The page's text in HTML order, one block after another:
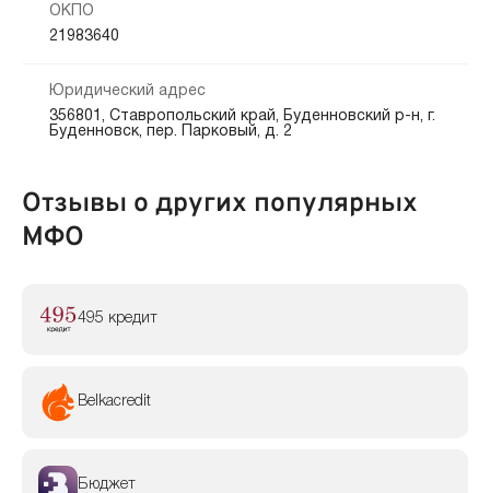
ОКПО
21983640
Юридический адрес
356801, Ставропольский край, Буденновский р-н, г.
Буденновск, пер. Парковый, д. 2
Отзывы о других популярных
МФО
495 кредит
Belkacredit
Бюджет